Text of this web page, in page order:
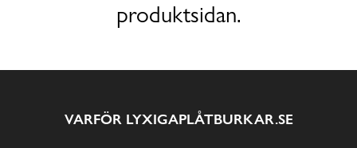
produktsidan.
VARFÖR LYXIGAPLÅTBURKAR.SE